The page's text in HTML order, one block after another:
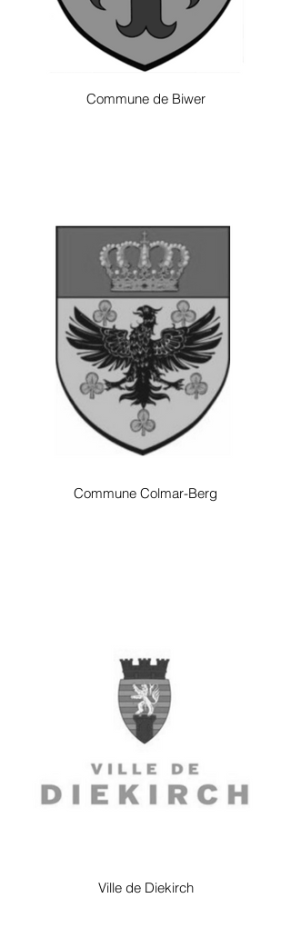
Commune de Biwer
Commune Colmar-Berg
Ville de Diekirch